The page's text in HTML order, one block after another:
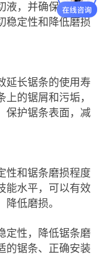
液，并确保锯切液
稳定性和降低磨损
延长锯条的使用寿
的锯屑和污垢，
保护锯条表面，减
性和锯条磨损程度
能水平，可以有效
低磨损。
定性，降低锯条磨
的锯条、正确安装